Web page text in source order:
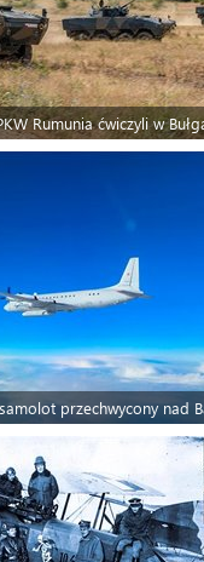
Rumunia ćwiczyli w
przechwycony nad